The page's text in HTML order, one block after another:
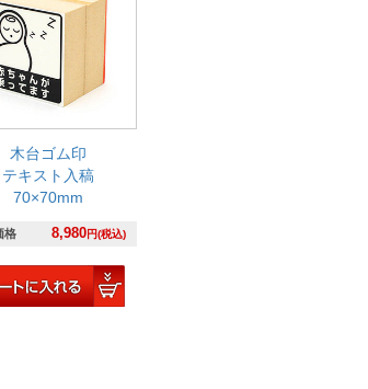
木台ゴム印
テキスト入稿
70×70mm
格 8,980円(税込)